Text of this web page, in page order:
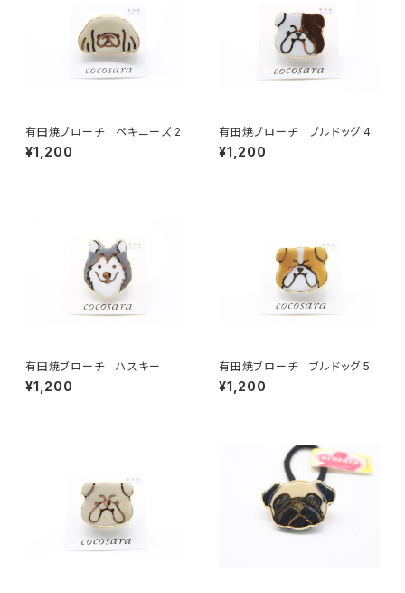
有田焼ブローチ ペキニーズ 2
¥1,200
有田焼ブローチ ブルドッグ 4
¥1,200
有田焼ブローチ ハスキー
¥1,200
有田焼ブローチ ブルドッグ 5
¥1,200